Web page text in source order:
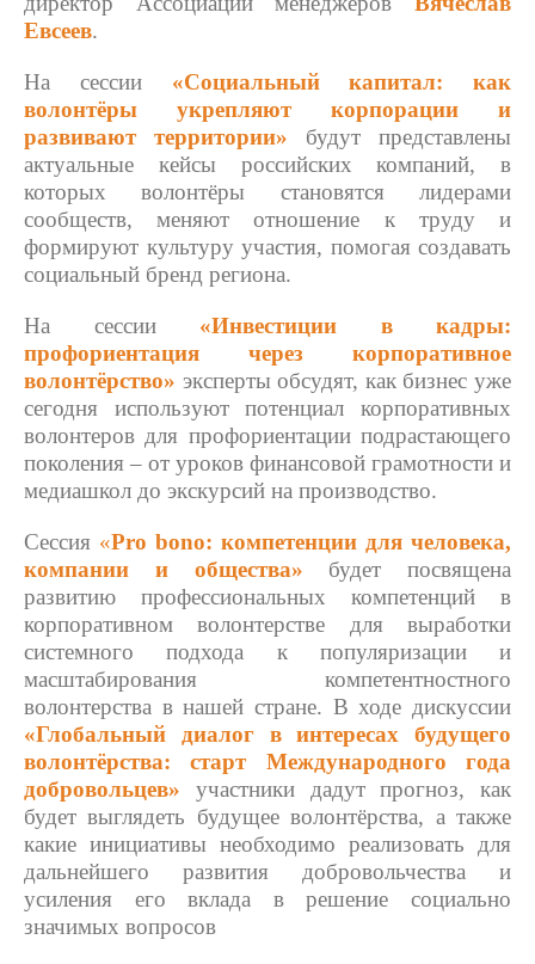
Евсеев.
На сессии «Социальный капитал: как
волонтёры укрепляют корпорации и
развивают территории» будут представлены
актуальные кейсы российских компаний, в
которых волонтёры становятся лидерами
сообществ, меняют отношение к труду и
формируют культуру участия, помогая создавать
социальный бренд региона.
На сессии «Инвестиции в кадры:
профориентация через корпоративное
волонтёрство» эксперты обсудят, как бизнес уже
сегодня используют потенциал корпоративных
волонтеров для профориентации подрастающего
поколения – от уроков финансовой грамотности и
медиашкол до экскурсий на производство.
Сессия «Pro bono: компетенции для человека,
компании и общества» будет посвящена
развитию профессиональных компетенций в
корпоративном волонтерстве для выработки
системного подхода к популяризации и
масштабирования компетентностного
волонтерства в нашей стране. В ходе дискуссии
«Глобальный диалог в интересах будущего
волонтёрства: старт Международного года
добровольцев» участники дадут прогноз, как
будет выглядеть будущее волонтёрства, а также
какие инициативы необходимо реализовать для
дальнейшего развития добровольчества и
усиления его вклада в решение социально
значимых вопросов